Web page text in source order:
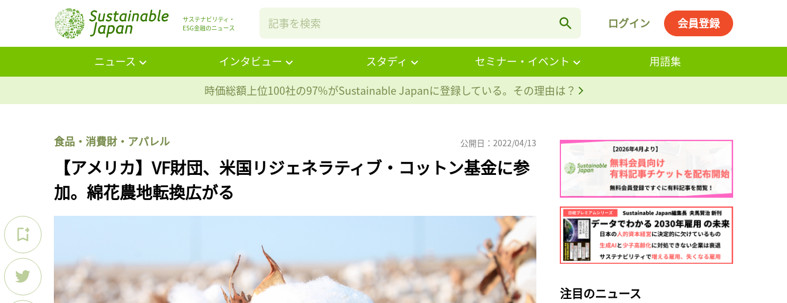
サステナビリティ・
ESG金融のニュース
ログイン 会員登録
ニュース インタビュー スタディ セミナー・イベント
用語集
時価総額上位100社の97%がSustainable Japanに登録している。その理由は？
食品・消費財・アパレル 公開日：2022/04/13
【アメリカ】VF財団、米国リジェネラティブ・コットン基金に参
加。綿花農地転換広がる
注目のニュース